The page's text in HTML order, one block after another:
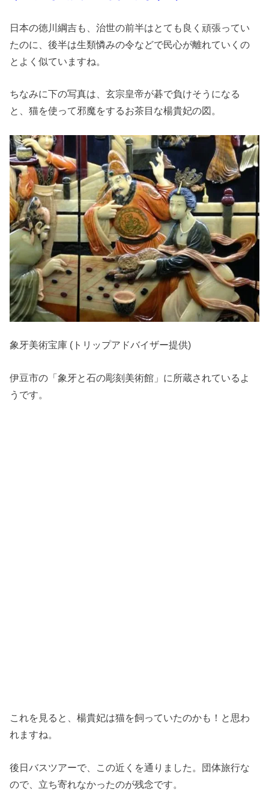
日本の徳川綱吉も、治世の前半はとても良く頑張ってい
たのに、後半は生類憐みの令などで民心が離れていくの
とよく似ていますね。
ちなみに下の写真は、玄宗皇帝が碁で負けそうになる
と、猫を使って邪魔をするお茶目な楊貴妃の図。
象牙美術宝庫 (トリップアドバイザー提供)
伊豆市の「象牙と石の彫刻美術館」に所蔵されているよ
うです。
これを見ると、楊貴妃は猫を飼っていたのかも！と思わ
れますね。
後日バスツアーで、この近くを通りました。団体旅行な
ので、立ち寄れなかったのが残念です。